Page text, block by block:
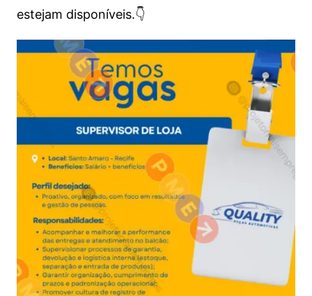
estejam disponíveis.👇